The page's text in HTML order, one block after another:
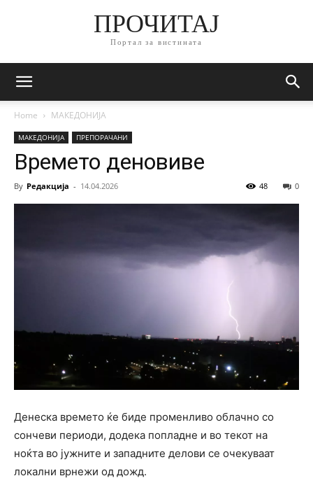
ПРОЧИТАЈ
Портал за вистината
Home МАКЕДОНИЈА
МАКЕДОНИЈА ПРЕПОРАЧАНИ
Времето деновиве
By Редакција - 14.04.2026 0
48
Денеска времето ќе биде променливо облачно со
сончеви периоди, додека попладне и во текот на
ноќта во јужните и западните делови се очекуваат
локални врнежи од дожд.